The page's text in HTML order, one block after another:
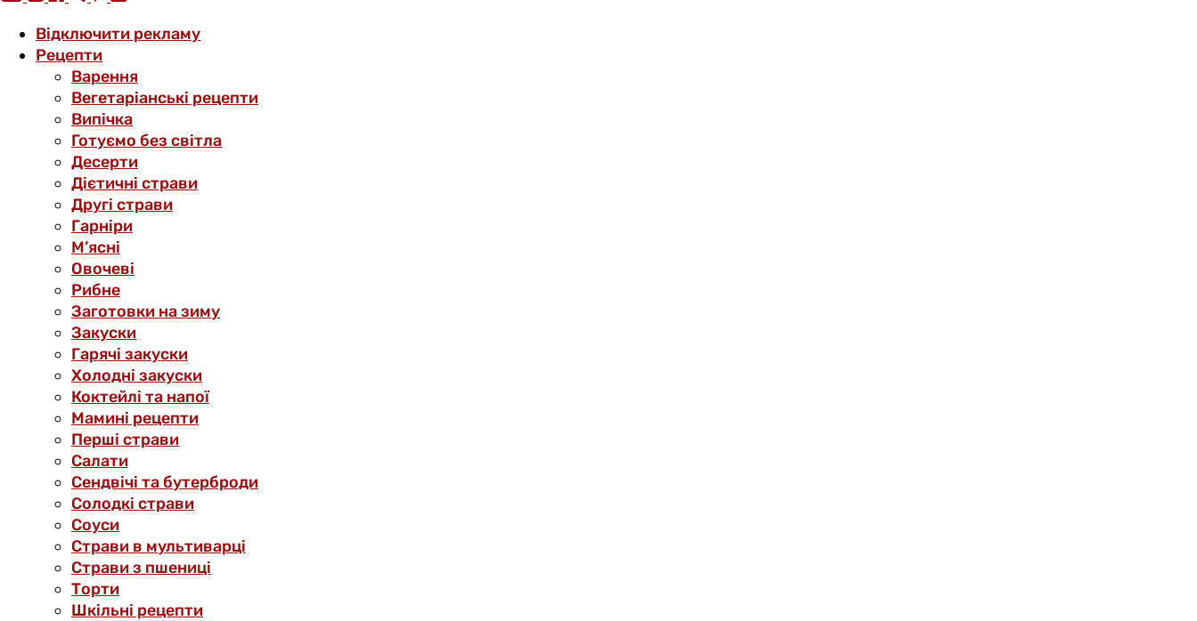
Відключити рекламу
Рецепти
Варення
Вегетаріанські рецепти
Випічка
Готуємо без світла
Десерти
Дієтичні страви
Другі страви
Гарніри
М’ясні
Овочеві
Рибне
Заготовки на зиму
Закуски
Гарячі закуски
Холодні закуски
Коктейлі та напої
Мамині рецепти
Перші страви
Салати
Сендвічі та бутерброди
Солодкі страви
Соуси
Страви в мультиварці
Страви з пшениці
Торти
Шкільні рецепти